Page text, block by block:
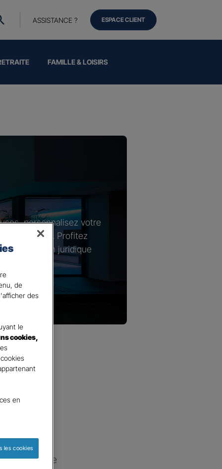
FAMILLE & LOISIRS
ASSISTANCE ? ESPACE CLIENT
personnalisez votre
spécifiques. Profitez
de protection juridique
sur-mesure
de
des
le
cookies,
en
les cookies